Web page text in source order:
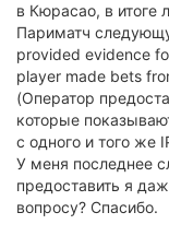
в Кюрасао, в итоге
Париматч
provided evidence
player made bets
(Оператор
которые
с одного и того же
У меня последнее
предоставить я
вопросу? Спасибо.